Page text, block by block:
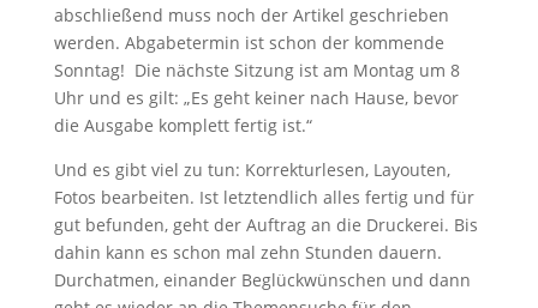
abschließend muss noch der Artikel geschrieben
werden. Abgabetermin ist schon der kommende
Sonntag! Die nächste Sitzung ist am Montag um 8
Uhr und es gilt: „Es geht keiner nach Hause, bevor
die Ausgabe komplett fertig ist.“
Und es gibt viel zu tun: Korrekturlesen, Layouten,
Fotos bearbeiten. Ist letztendlich alles fertig und für
gut befunden, geht der Auftrag an die Druckerei. Bis
dahin kann es schon mal zehn Stunden dauern.
Durchatmen, einander Beglückwünschen und dann